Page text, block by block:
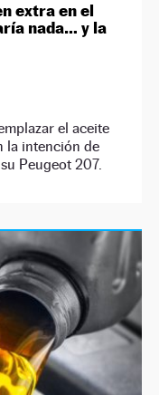
extra en el
nada… y la
el aceite
la intención de
Peugeot 207.